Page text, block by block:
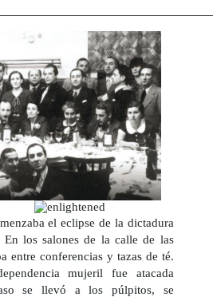
el eclipse de la dictadura
los salones de la calle de las
entre conferencias y tazas de té.
mujeril fue atacada
se llevó a los púlpitos, se